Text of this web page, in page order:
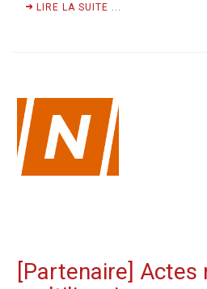
LIRE LA SUITE ...
[Partenaire]